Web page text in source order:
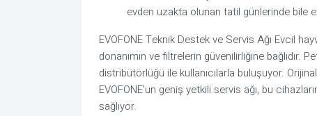
evden uzakta olunan tatil günlerinde bile
EVOFONE Teknik Destek ve Servis Ağı Evcil
donanımın ve filtrelerin güvenilirliğine bağlıdır.
distribütörlüğü ile kullanıcılarla buluşuyor.
EVOFONE'un geniş yetkili servis ağı, bu
sağlıyor.